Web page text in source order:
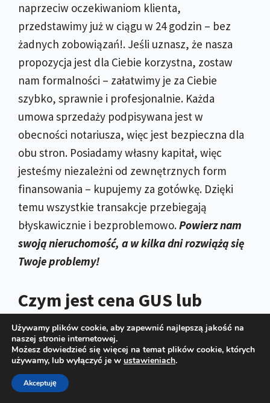
naprzeciw oczekiwaniom klienta,
przedstawimy już w ciągu w 24 godzin – bez
żadnych zobowiązań!. Jeśli uznasz, że nasza
propozycja jest dla Ciebie korzystna, zostaw
nam formalności – załatwimy je za Ciebie
szybko, sprawnie i profesjonalnie. Każda
umowa sprzedaży podpisywana jest w
obecności notariusza, więc jest bezpieczna dla
obu stron. Posiadamy własny kapitał, więc
jesteśmy niezależni od zewnętrznych form
finansowania – kupujemy za gotówkę. Dzięki
temu wszystkie transakcje przebiegają
błyskawicznie i bezproblemowo.Powierz nam
swoją nieruchomość, a w kilka dni rozwiążą się
Twoje problemy!
Czym jest cena GUS lub
ARiMR
Średnie ceny gruntów wg. GUS obejmują
uśrednione ceny dla każdego województwa z
podziałem na 3 grupy jakości ziemi rolnej:
Używamy plików cookie, aby zapewnić najlepszą jakość na
naszej stronie internetowej.
Możesz dowiedzieć się więcej na temat plików cookie, których
używamy, lub wyłączyć je w ustawieniach.
Akceptuję